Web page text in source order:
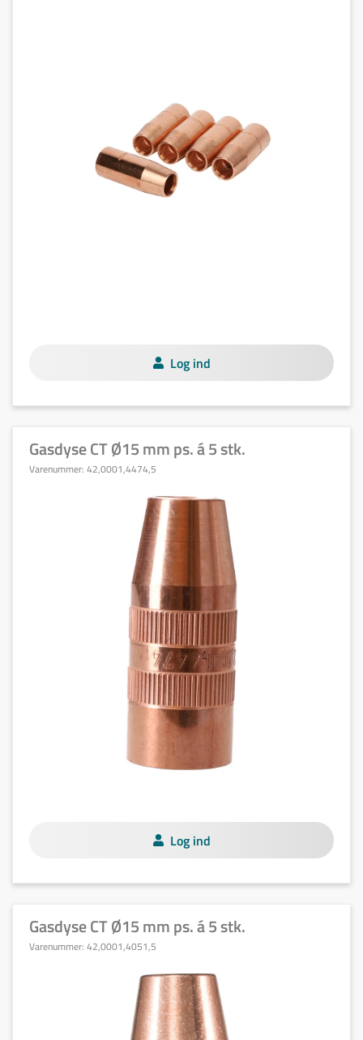
Log ind
Gasdyse CT Ø15 mm ps. á 5 stk.
Varenummer: 42,0001,4474,5
Log ind
Gasdyse CT Ø15 mm ps. á 5 stk.
Varenummer: 42,0001,4051,5